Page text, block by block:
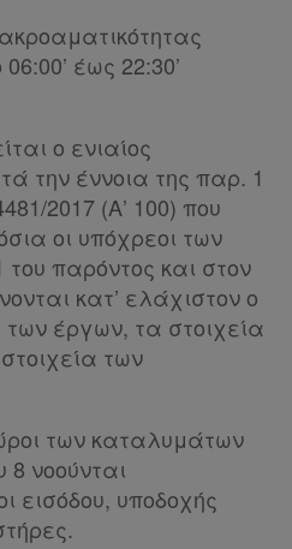
έως 22:30’
ο ενιαίος
την έννοια της παρ. 1
2017 (Α’ 100) που
οι υπόχρεοι των
παρόντος και στον
κατ’ ελάχιστον ο
των έργων, τα στοιχεία
των
των καταλυμάτων
νοούνται
εισόδου, υποδοχής